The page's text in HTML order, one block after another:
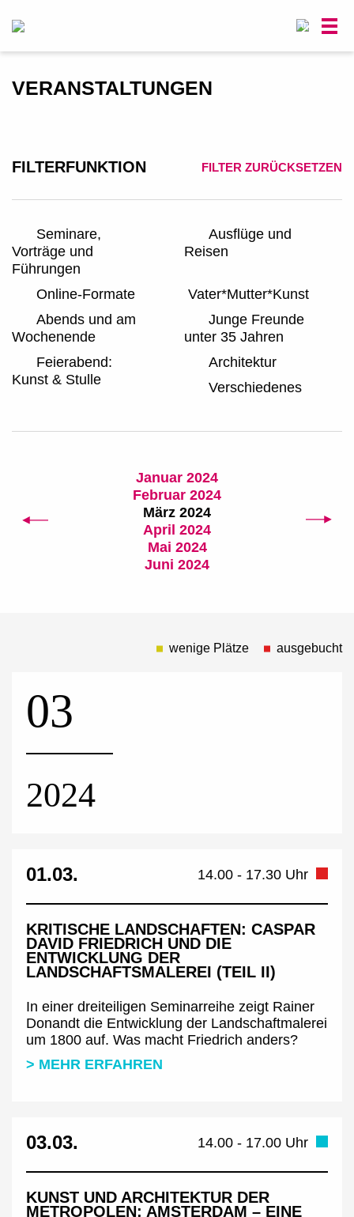
0
VERANSTALTUNGEN
FILTERFUNKTION FILTER ZURÜCKSETZEN
Seminare,
Vorträge und
Führungen
Online-Formate
Abends und am
Wochenende
Feierabend:
Kunst & Stulle
Ausflüge und
Reisen
Vater*Mutter*Kunst
Junge Freunde
unter 35 Jahren
Architektur
Verschiedenes
Januar 2024
Februar 2024
März 2024
April 2024
Mai 2024
Juni 2024
wenige Plätze ausgebucht
03
2024
01.03. 14.00 - 17.30 Uhr
KRITISCHE LANDSCHAFTEN: CASPAR
DAVID FRIEDRICH UND DIE
ENTWICKLUNG DER
LANDSCHAFTSMALEREI (TEIL II)
In einer dreiteiligen Seminarreihe zeigt Rainer
Donandt die Entwicklung der Landschaftmalerei
um 1800 auf. Was macht Friedrich anders?
> MEHR ERFAHREN
03.03. 14.00 - 17.00 Uhr
KUNST UND ARCHITEKTUR DER
METROPOLEN: AMSTERDAM – EINE